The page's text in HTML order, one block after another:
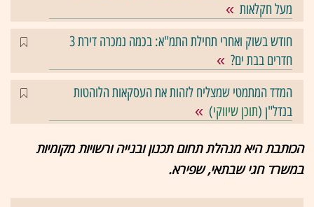
מעל חקלאות
חודש בשוק ואחרי תחילת התמ"א: בכמה נמכרה דירת 3
חדרים בבת ים?
המדד המתמטי שמצליח לזהות את העסקאות הלוהטות
בנדל"ן (תוכן שיווקי)
הכותבת היא מנהלת תחום תכנון ובנייה ורשויות מקומיות
במשרד חגי שבתאי, שפירא.